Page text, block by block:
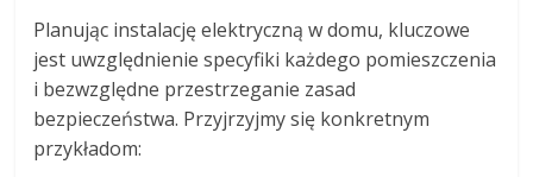
Planując instalację elektryczną w domu, kluczowe
jest uwzględnienie specyfiki każdego pomieszczenia
i bezwzględne przestrzeganie zasad
bezpieczeństwa. Przyjrzyjmy się konkretnym
przykładom: